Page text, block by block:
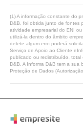
(1) A informação constante do
D&B, foi obtida junto de fontes
atividade empresarial do ENI
utilizá-la dentro do âmbito
detete algum erro poderá
Serviço de Apoio ao Cliente
publicado ou redistribuído, total
D&B. A Informa D&B tem a
Proteção de Dados